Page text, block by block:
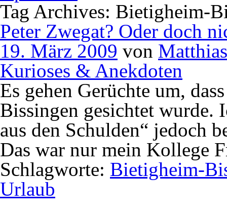
Tag Archives: Bietigheim-
Peter Zwegat? Oder doch
19. März 2009 von
Kurioses & Anekdoten
Es gehen Gerüchte um,
Bissingen gesichtet wurde.
aus den Schulden“ jedoch
Das war nur mein Kollege
Schlagworte: Bietigheim-
Urlaub